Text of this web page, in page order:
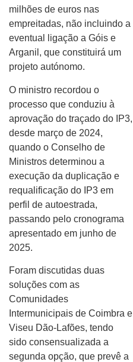
milhões de euros nas
empreitadas, não incluindo a
eventual ligação a Góis e
Arganil, que constituirá um
projeto autónomo.
O ministro recordou o
processo que conduziu à
aprovação do traçado do IP3,
desde março de 2024,
quando o Conselho de
Ministros determinou a
execução da duplicação e
requalificação do IP3 em
perfil de autoestrada,
passando pelo cronograma
apresentado em junho de
2025.
Foram discutidas duas
soluções com as
Comunidades
Intermunicipais de Coimbra e
Viseu Dão-Lafões, tendo
sido consensualizada a
segunda opção, que prevê a